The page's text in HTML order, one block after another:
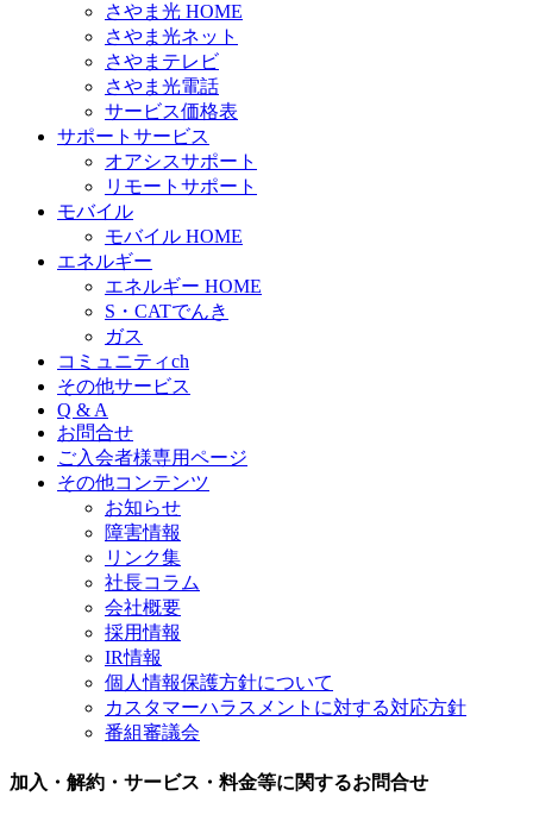
さやま光 HOME
さやま光ネット
さやまテレビ
さやま光電話
サービス価格表
サポートサービス
オアシスサポート
リモートサポート
モバイル
モバイル HOME
エネルギー
エネルギー HOME
S・CATでんき
ガス
コミュニティch
その他サービス
Q & A
お問合せ
ご入会者様専用ページ
その他コンテンツ
お知らせ
障害情報
リンク集
社長コラム
会社概要
採用情報
IR情報
個人情報保護方針について
カスタマーハラスメントに対する対応方針
番組審議会
加入・解約・サービス・料金等に関するお問合せ